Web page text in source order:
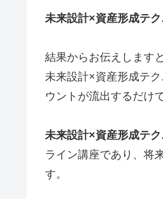
未来設計×資産形成テ
結果からお伝えしますと
未来設計×資産形成テ
ウントが流出するだけ
未来設計×資産形成テ
ライン講座であり、将
す。